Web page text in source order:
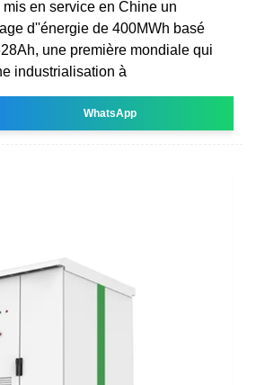
mis en service en Chine un
d''énergie de 400MWh basé
une première mondiale qui
industrialisation à
WhatsApp